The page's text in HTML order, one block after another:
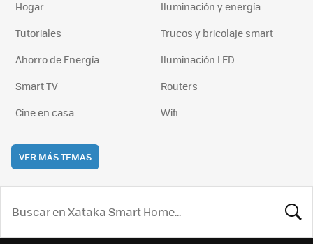
Hogar
Iluminación y energía
Tutoriales
Trucos y bricolaje smart
Ahorro de Energía
Iluminación LED
Smart TV
Routers
Cine en casa
Wifi
VER MÁS TEMAS